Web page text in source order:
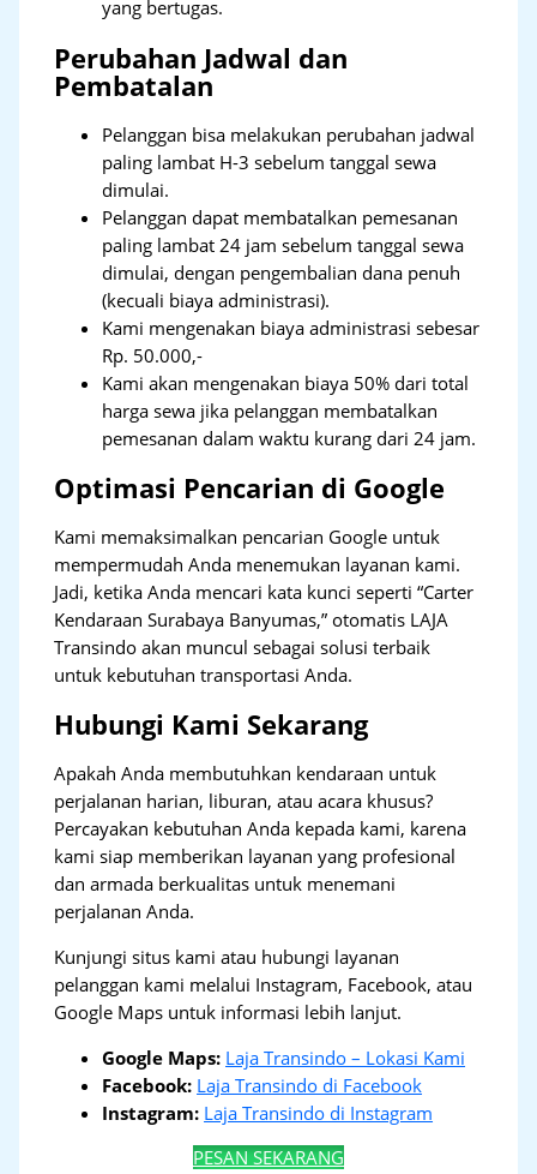
yang bertugas.
Perubahan Jadwal dan
Pembatalan
Pelanggan bisa melakukan perubahan jadwal
paling lambat H-3 sebelum tanggal sewa
dimulai.
Pelanggan dapat membatalkan pemesanan
paling lambat 24 jam sebelum tanggal sewa
dimulai, dengan pengembalian dana penuh
(kecuali biaya administrasi).
Kami mengenakan biaya administrasi sebesar
Rp. 50.000,-
Kami akan mengenakan biaya 50% dari total
harga sewa jika pelanggan membatalkan
pemesanan dalam waktu kurang dari 24 jam.
Optimasi Pencarian di Google
Kami memaksimalkan pencarian Google untuk
mempermudah Anda menemukan layanan kami.
Jadi, ketika Anda mencari kata kunci seperti “Carter
Kendaraan Surabaya Banyumas,” otomatis LAJA
Transindo akan muncul sebagai solusi terbaik
untuk kebutuhan transportasi Anda.
Hubungi Kami Sekarang
Apakah Anda membutuhkan kendaraan untuk
perjalanan harian, liburan, atau acara khusus?
Percayakan kebutuhan Anda kepada kami, karena
kami siap memberikan layanan yang profesional
dan armada berkualitas untuk menemani
perjalanan Anda.
Kunjungi situs kami atau hubungi layanan
pelanggan kami melalui Instagram, Facebook, atau
Google Maps untuk informasi lebih lanjut.
Google Maps: Laja Transindo – Lokasi Kami
Facebook: Laja Transindo di Facebook
Instagram: Laja Transindo di Instagram
PESAN SEKARANG